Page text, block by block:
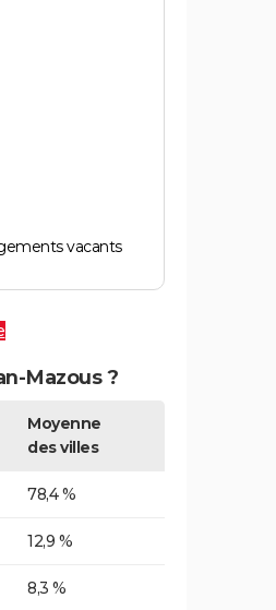
vacants
Mazous ?
Moyenne
des villes
78,4 %
12,9 %
8,3 %